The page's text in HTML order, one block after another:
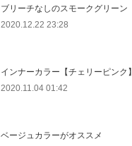
ブリーチなしのスモークグリーン
2020.12.22 23:28
インナーカラー【チェリーピンク】
2020.11.04 01:42
ベージュカラーがオススメ